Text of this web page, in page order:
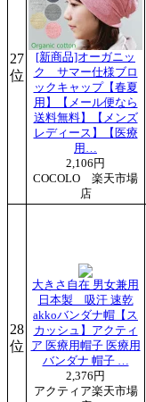
27
位
[新商品]オーガニッ
ク サマー仕様ブロ
ックキャップ【春夏
用】【メール便なら
送料無料】【メンズ
レディース】【医療
用…
2,106円
COCOLO 楽天市場
店
28
位
大きさ自在 男女兼用
日本製 吸汗 速乾
akkoバンダナ帽【ス
カッシュ】アクティ
ア 医療用帽子 医療用
バンダナ 帽子 …
2,376円
アクティア楽天市場